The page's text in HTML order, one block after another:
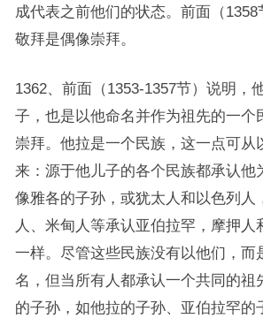
成代表之前他们的状态。前面（
敬拜是偶像崇拜。
1362、前面（1353-1357节）说明，
子，也是以他命名并作为祖先的一个
崇拜。他拉是一个民族，这一点可从
来：源于他儿子的各个民族都承认他
像雅各的子孙，或犹太人和以色列人
人、米甸人等承认亚伯拉罕，摩押人
一样。尽管这些民族没有以他们，而
名，但当所有人都承认一个共同的祖
的子孙，如他拉的子孙、亚伯拉罕的